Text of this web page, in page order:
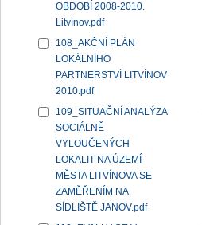
OBDOBÍ 2008-2010.
Litvínov.pdf
108_AKČNÍ PLÁN
LOKÁLNÍHO
PARTNERSTVÍ LITVÍNOV
2010.pdf
109_SITUAČNÍ ANALÝZA
SOCIÁLNĚ
VYLOUČENÝCH
LOKALIT NA ÚZEMÍ
MĚSTA LITVÍNOVA SE
ZAMĚŘENÍM NA
SÍDLIŠTĚ JANOV.pdf